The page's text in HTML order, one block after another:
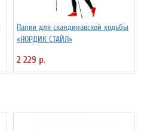
Палки для скандинавской ходьбы
«НОРДИК СТАЙЛ»
2 229 р.